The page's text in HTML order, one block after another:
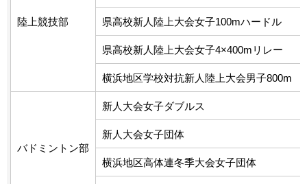
陸上競技部 県高校新人陸上大会女子100mハードル
県高校新人陸上大会女子4×400mリレー
横浜地区学校対抗新人陸上大会男子800m
バドミントン部
新人大会女子ダブルス
新人大会女子団体
横浜地区高体連冬季大会女子団体